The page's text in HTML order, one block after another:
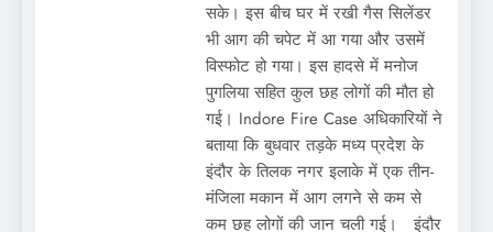
सके। इस बीच घर में रखी गैस सिलेंडर
भी आग की चपेट में आ गया और उसमें
विस्फोट हो गया। इस हादसे में मनोज
पुगलिया सहित कुल छह लोगों की मौत हो
गई। Indore Fire Case अधिकारियों ने
बताया कि बुधवार तड़के मध्य प्रदेश के
इंदौर के तिलक नगर इलाके में एक तीन-
मंजिला मकान में आग लगने से कम से
कम छह लोगों की जान चली गई। इंदौर